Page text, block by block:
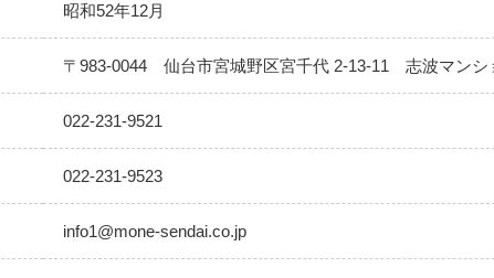
昭和52年12月
〒983-0044 仙台市宮城野区宮千代 2-13-11 志波マンシ
022-231-9521
022-231-9523
info1@mone-sendai.co.jp